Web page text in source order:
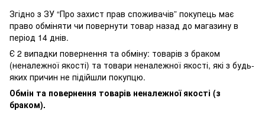
Згідно з ЗУ “Про захист прав споживачів” покупець має
право обміняти чи повернути товар назад до магазину в
період 14 днів.
Є 2 випадки повернення та обміну: товарів з браком
(неналежної якості) та товари неналежної якості, які з будь-
яких причин не підійшли покупцю.
Обмін та повернення товарів неналежної якості (з
браком).